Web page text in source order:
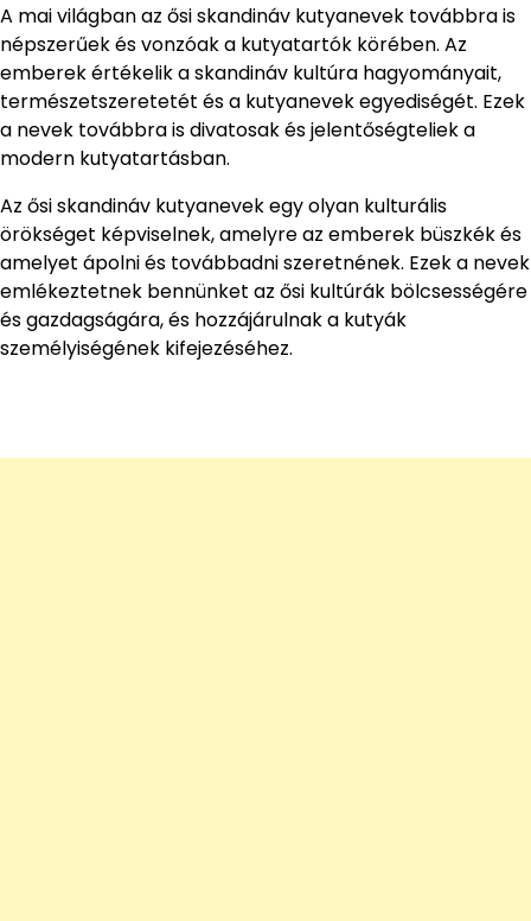
A mai világban az ősi skandináv kutyanevek továbbra is
népszerűek és vonzóak a kutyatartók körében. Az
emberek értékelik a skandináv kultúra hagyományait,
természetszeretetét és a kutyanevek egyediségét. Ezek
a nevek továbbra is divatosak és jelentőségteliek a
modern kutyatartásban.
Az ősi skandináv kutyanevek egy olyan kulturális
örökséget képviselnek, amelyre az emberek büszkék és
amelyet ápolni és továbbadni szeretnének. Ezek a nevek
emlékeztetnek bennünket az ősi kultúrák bölcsességére
és gazdagságára, és hozzájárulnak a kutyák
személyiségének kifejezéséhez.